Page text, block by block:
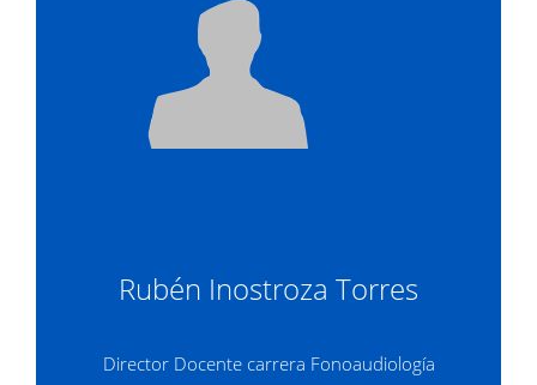
Rubén Inostroza Torres
Director Docente carrera Fonoaudiología